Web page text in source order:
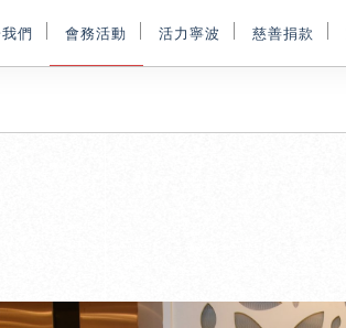
們 會務活動 活力寧波 慈善捐款